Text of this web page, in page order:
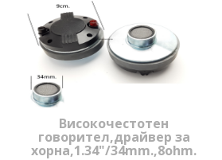
Високочестотен
говорител,драйвер за
хорна,1.34"/34mm.,8ohm.